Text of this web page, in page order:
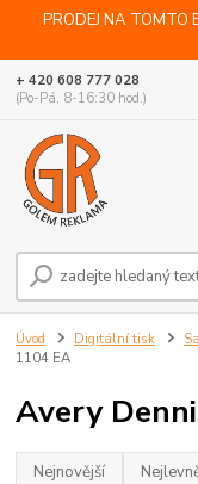
PRODEJ NA TOMTO
+ 420 608 777 028
(Po-Pá, 8-16:30 hod.)
Úvod Digitální tisk
1104 EA
Avery
Nejnovější